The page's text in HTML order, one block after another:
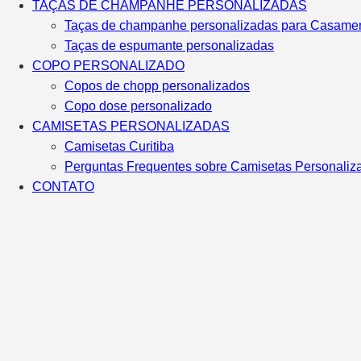
TAÇAS DE CHAMPANHE PERSONALIZADAS
Taças de champanhe personalizadas para
Taças de espumante personalizadas
COPO PERSONALIZADO
Copos de chopp personalizados
Copo dose personalizado
CAMISETAS PERSONALIZADAS
Camisetas Curitiba
Perguntas Frequentes sobre Camisetas
CONTATO